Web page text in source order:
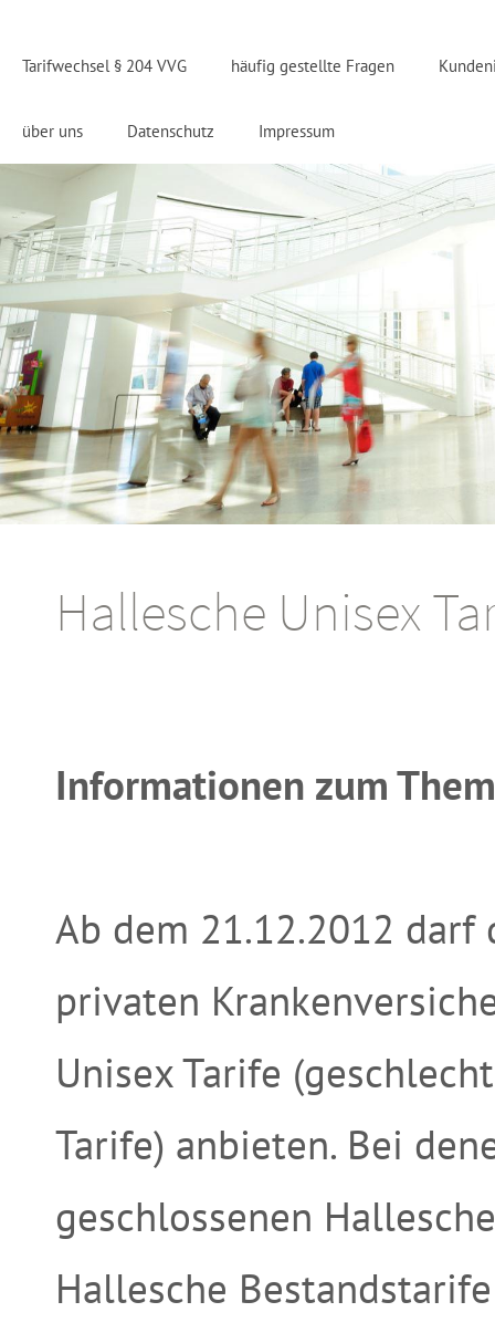
Tarifwechsel § 204 VVG häufig gestellte Fragen
über uns Datenschutz Impressum
Hallesche Unisex
Informationen zum
Ab dem 21.12.2012
privaten
Unisex Tarife
Tarife) anbieten. Bei
geschlossenen
Hallesche